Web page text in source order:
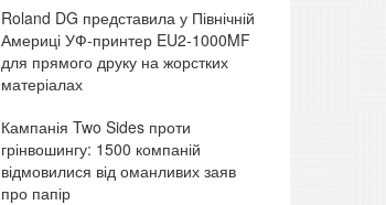
Roland DG представила у Північній
Америці УФ-принтер EU2-1000MF
для прямого друку на жорстких
матеріалах
Кампанія Two Sides проти
грінвошингу: 1500 компаній
відмовилися від оманливих заяв
про папір